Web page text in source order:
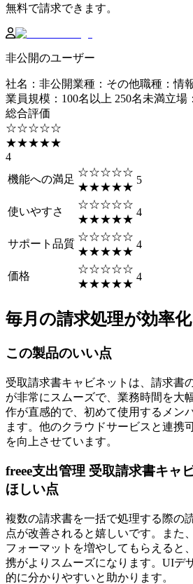
無料で請求できます。
非公開のユーザー
社名 ： 非公開業種 ： その他職種 ：情
業員規模 ： 100名以上 250名未満立場 ：
総合評価
☆☆☆☆☆
★★★★★
4
機能への満足
☆☆☆☆☆
★★★★★
5
使いやすさ
☆☆☆☆☆
★★★★★
4
サポート品質
☆☆☆☆☆
★★★★★
4
価格
☆☆☆☆☆
★★★★★
4
毎月の請求処理が効率
この製品のいい点
受取請求書キャビネットは、請求書
が非常にスムーズで、業務時間を大
作が直感的で、初めて使用するメン
ます。他のクラウドサービスと連携
を向上させています。
freee支出管理 受取請求書キャ
ほしい点
複数の請求書を一括で処理する際の
点が改善されると嬉しいです。また
フォーマットを増やしてもらえると
携がよりスムーズになります。UIデ
的に分かりやすいと助かります。